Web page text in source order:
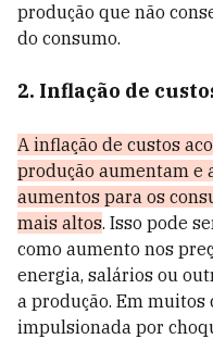
produção que não
do consumo.
2. Inflação de
A inflação de custos
produção aumentam e
aumentos para os
mais altos. Isso pode
como aumento nos
energia, salários ou
a produção. Em muitos
impulsionada por